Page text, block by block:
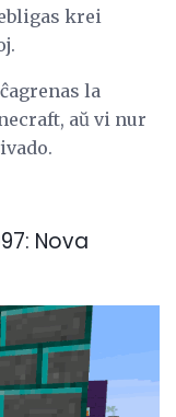
krei
la
aŭ vi nur
Nova